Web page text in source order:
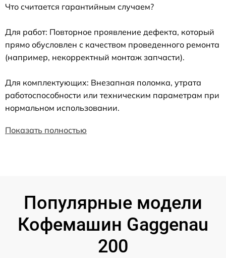
Что считается гарантийным случаем?
Для работ: Повторное проявление дефекта, который
прямо обусловлен с качеством проведенного ремонта
(например, некорректный монтаж запчасти).
Для комплектующих: Внезапная поломка, утрата
работоспособности или техническим параметрам при
нормальном использовании.
Показать полностью
Популярные модели
Кофемашин Gaggenau
200